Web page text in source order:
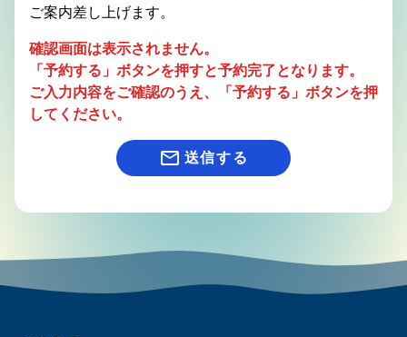
ご案内差し上げます。
確認画面は表示されません。
「予約する」ボタンを押すと予約完了となります。
ご入力内容をご確認のうえ、「予約する」ボタンを押
してください。
mail_outline 送信する